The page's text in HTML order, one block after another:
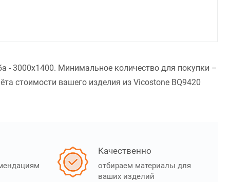
- 3000x1400. Минимальное количество для покупки –
стоимости вашего изделия из Vicostone BQ9420
Качественно
отбираем материалы для
ваших изделий